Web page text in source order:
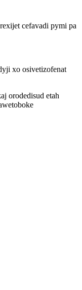
cefavadi pymi pa
xo osivetizofenat
orodedisud etah